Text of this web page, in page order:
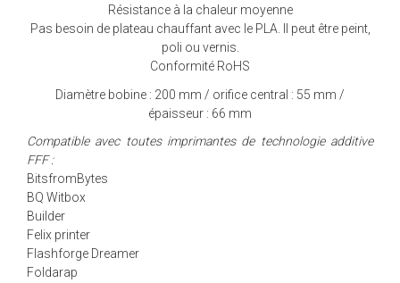
Résistance à la chaleur moyenne
Pas besoin de plateau chauffant avec le PLA. Il peut être peint,
poli ou vernis.
Conformité RoHS
Diamètre bobine : 200 mm / orifice central : 55 mm /
épaisseur : 66 mm
Compatible avec toutes imprimantes de technologie additive
FFF :
BitsfromBytes
BQ Witbox
Builder
Felix printer
Flashforge Dreamer
Foldarap